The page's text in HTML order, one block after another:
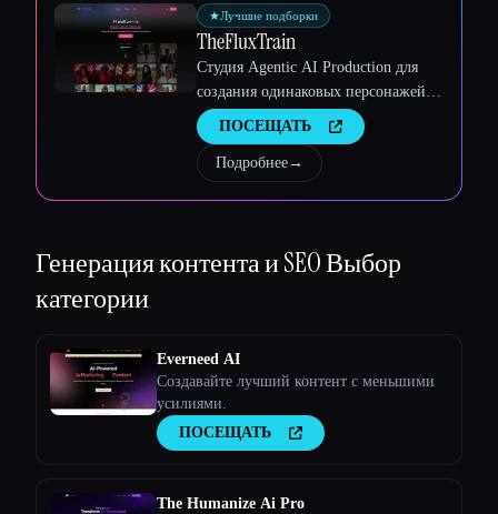
★Лучшие подборки
TheFluxTrain
Студия Agentic AI Production для
создания одинаковых персонажей,
рабочих процессов и видео
ПОСЕЩАТЬ
Подробнее→
Генерация контента и SEOВыбор
категории
Everneed AI
Создавайте лучший контент с меньшими
усилиями.
ПОСЕЩАТЬ
The Humanize Ai Pro